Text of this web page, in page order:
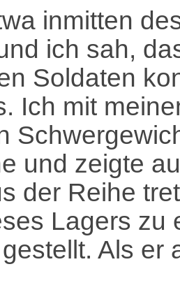
inmitten
ich sah,
Soldaten
Ich mit
und zeigte
der Reihe
Lagers zu
Als er